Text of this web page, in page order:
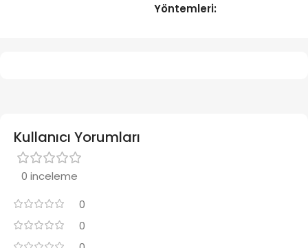
Yöntemleri:
Kullanıcı Yorumları
0 inceleme
0
0